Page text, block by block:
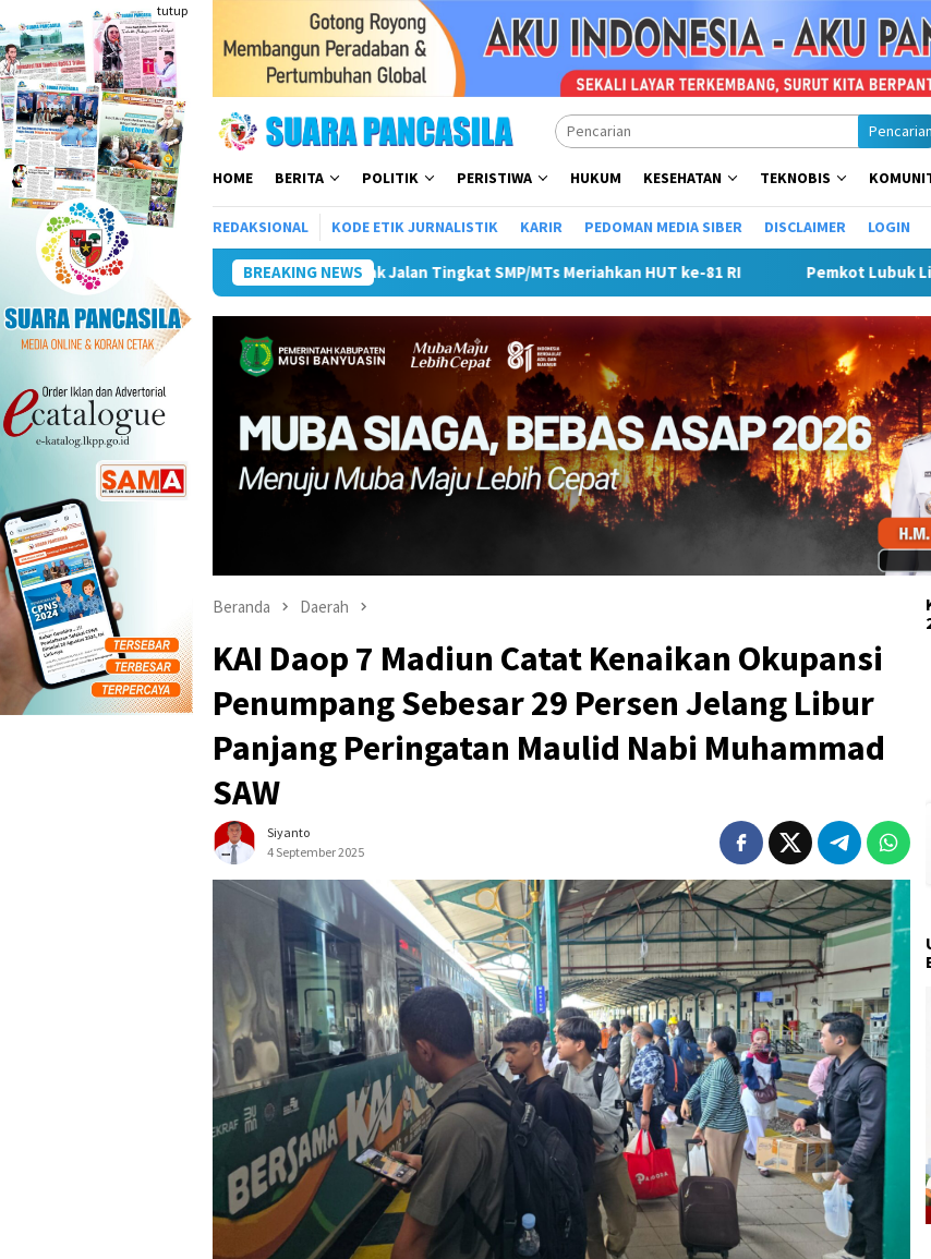
ke
konten
tutup
Pencarian
HOME BERITA POLITIK PERISTIWA HUKUM KESEHATAN TEKNOBIS
REDAKSIONAL KODE ETIK JURNALISTIK KARIR PEDOMAN MEDIA SIBER DISCLAIMER LOGIN
BREAKING NEWS
Tingkat SMP/MTs Meriahkan HUT ke-81 RI Pemkot Lubuk Linggau Sosialisasikan Tanda Tangan Elektronik
Beranda Daerah
KAI Daop 7 Madiun Catat Kenaikan Okupansi
Penumpang Sebesar 29 Persen Jelang Libur
Panjang Peringatan Maulid Nabi Muhammad
SAW
Siyanto
4 September 2025